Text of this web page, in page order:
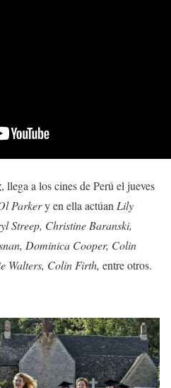
, llega a los cines de Perú el jueves
Parkery en ella actúan Lily
Streep, Christine Baranski,
Dominica Cooper, Colin
Walters, Colin Firth, entre otros.